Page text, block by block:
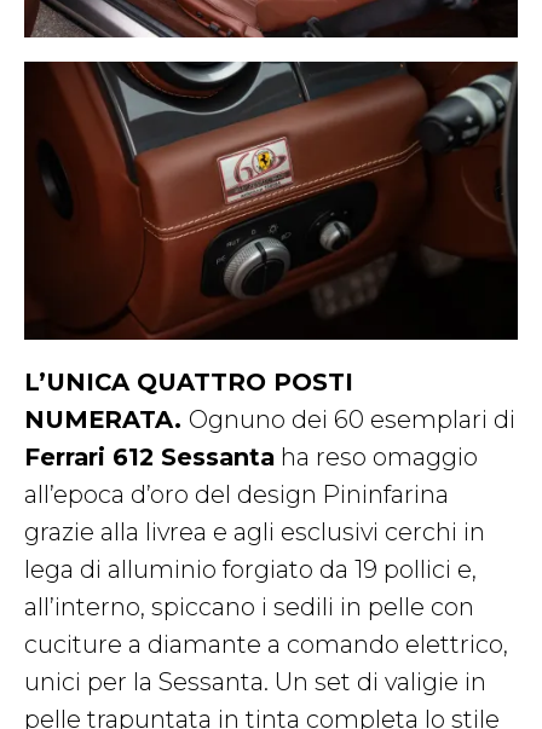
L’UNICA QUATTRO POSTI
NUMERATA. Ognuno dei 60 esemplari di
Ferrari 612 Sessanta ha reso omaggio
all’epoca d’oro del design Pininfarina
grazie alla livrea e agli esclusivi cerchi in
lega di alluminio forgiato da 19 pollici e,
all’interno, spiccano i sedili in pelle con
cuciture a diamante a comando elettrico,
unici per la Sessanta. Un set di valigie in
pelle trapuntata in tinta completa lo stile